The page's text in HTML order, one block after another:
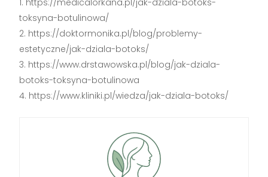
https://medicalorkana.pl/jak-dziala-botoks-
toksyna-botulinowa/
https://doktormonika.pl/blog/problemy-
estetyczne/jak-dziala-botoks/
https://www.drstawowska.pl/blog/jak-dziala-
botoks-toksyna-botulinowa
https://www.kliniki.pl/wiedza/jak-dziala-botoks/